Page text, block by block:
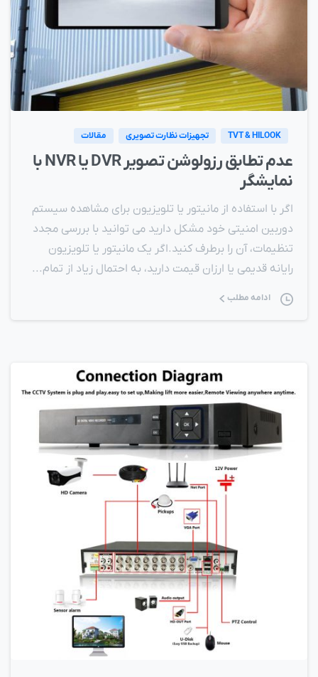
TVT & HILOOK تجهیزات نظارت تصویری مقالات
عدم تطابق رزولوشن تصویر DVR یا NVR با
نمایشگر
اگر با استفاده از مانیتور یا تلویزیون برای مشاهده سیستم
دوربین امنیتی خود مشکل دارید می توانید با بررسی مجدد
تنظیمات، آن را برطرف کنید.اگر یک مانیتور یا تلویزیون
رایانه قدیمی یا ارزان قیمت دارید، به احتمال زیاد از تمام...
ادامه مطلب